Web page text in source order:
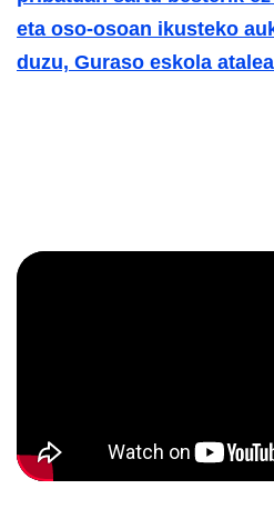
eta oso-osoan ikusteko
duzu, Guraso eskola